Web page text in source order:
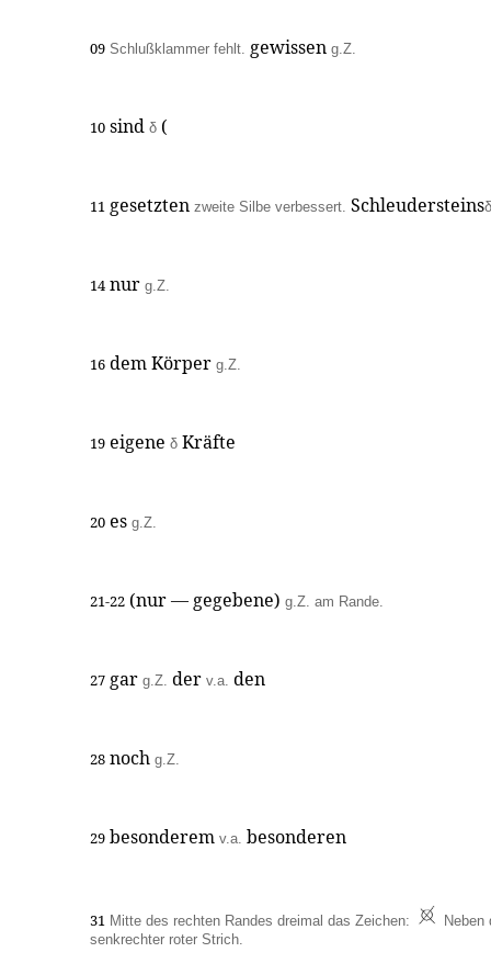
09 Schlußklammer fehlt. gewissen g.Z.
10 sind δ (
11 gesetzten zweite Silbe verbessert. Schleudersteinsδ
14 nur g.Z.
16 dem Körper g.Z.
19 eigene δ Kräfte
20 es g.Z.
21-22 (nur — gegebene) g.Z. am Rande.
27 gar g.Z. der v.a. den
28 noch g.Z.
29 besonderem v.a. besonderen
31 Mitte des rechten Randes dreimal das Zeichen:
Neben
senkrechter roter Strich.